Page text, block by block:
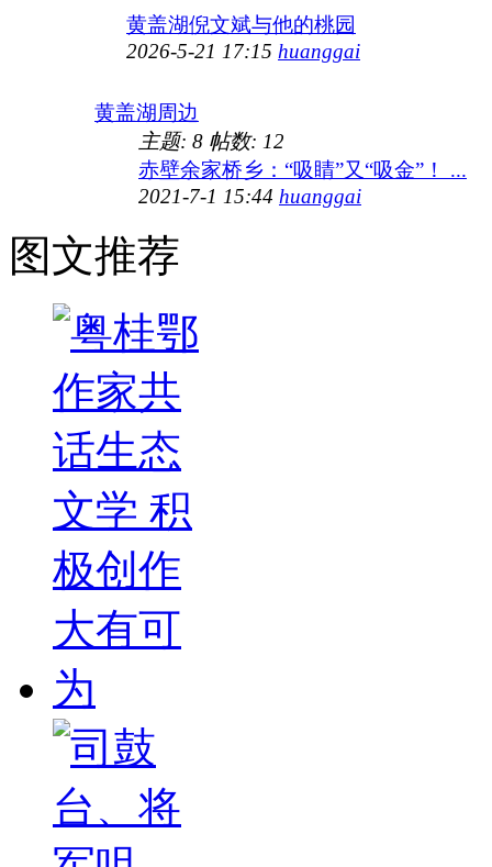
黄盖湖倪文斌与他的桃园
2026-5-21 17:15 huanggai
黄盖湖周边
主题: 8 帖数: 12
赤壁余家桥乡：“吸睛”又“吸金”！ ...
2021-7-1 15:44 huanggai
图文推荐